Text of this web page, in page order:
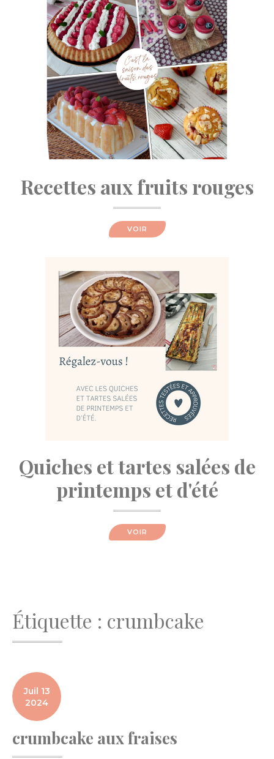
Recettes aux fruits rouges
VOIR
Quiches et tartes salées de
printemps et d'été
VOIR
Étiquette : crumbcake
Juil 13
2024
crumbcake aux fraises